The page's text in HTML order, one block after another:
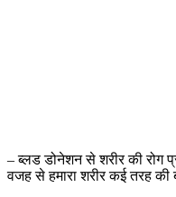
– ब्लड डोनेशन से शरीर की रोग
वजह से हमारा शरीर कई तरह की